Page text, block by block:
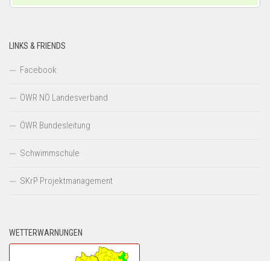
LINKS & FRIENDS
Facebook
ÖWR NÖ Landesverband
ÖWR Bundesleitung
Schwimmschule
SKrP Projektmanagement
WETTERWARNUNGEN